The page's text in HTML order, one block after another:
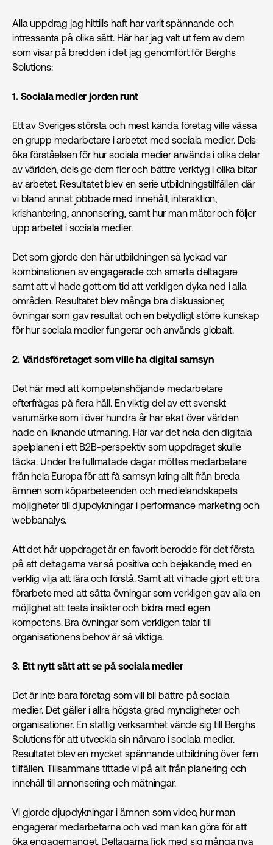
Alla uppdrag jag hittills haft har varit spännande och
intressanta på olika sätt. Här har jag valt ut fem av dem
som visar på bredden i det jag genomfört för Berghs
Solutions:
1. Sociala medier jorden runt
Ett av Sveriges största och mest kända företag ville vässa
en grupp medarbetare i arbetet med sociala medier. Dels
öka förståelsen för hur sociala medier används i olika delar
av världen, dels ge dem fler och bättre verktyg i olika bitar
av arbetet. Resultatet blev en serie utbildningstillfällen där
vi bland annat jobbade med innehåll, interaktion,
krishantering, annonsering, samt hur man mäter och följer
upp arbetet i sociala medier.
Det som gjorde den här utbildningen så lyckad var
kombinationen av engagerade och smarta deltagare
samt att vi hade gott om tid att verkligen dyka ned i alla
områden. Resultatet blev många bra diskussioner,
övningar som gav resultat och en betydligt större kunskap
för hur sociala medier fungerar och används globalt.
2. Världsföretaget som ville ha digital samsyn
Det här med att kompetenshöjande medarbetare
efterfrågas på flera håll. En viktig del av ett svenskt
varumärke som i över hundra år har ekat över världen
hade en liknande utmaning. Här var det hela den digitala
spelplanen i ett B2B-perspektiv som uppdraget skulle
täcka. Under tre fullmatade dagar möttes medarbetare
från hela Europa för att få samsyn kring allt från breda
ämnen som köparbeteenden och medielandskapets
möjligheter till djupdykningar i performance marketing och
webbanalys.
Att det här uppdraget är en favorit berodde för det första
på att deltagarna var så positiva och bejakande, med en
verklig vilja att lära och förstå. Samt att vi hade gjort ett bra
förarbete med att sätta övningar som verkligen gav alla en
möjlighet att testa insikter och bidra med egen
kompetens. Bra övningar som verkligen talar till
organisationens behov är så viktiga.
3. Ett nytt sätt att se på sociala medier
Det är inte bara företag som vill bli bättre på sociala
medier. Det gäller i allra högsta grad myndigheter och
organisationer. En statlig verksamhet vände sig till Berghs
Solutions för att utveckla sin närvaro i sociala medier.
Resultatet blev en mycket spännande utbildning över fem
tillfällen. Tillsammans tittade vi på allt från planering och
innehåll till annonsering och mätningar.
Vi gjorde djupdykningar i ämnen som video, hur man
engagerar medarbetarna och vad man kan göra för att
öka engagemanget. Deltagarna fick med sig många nya